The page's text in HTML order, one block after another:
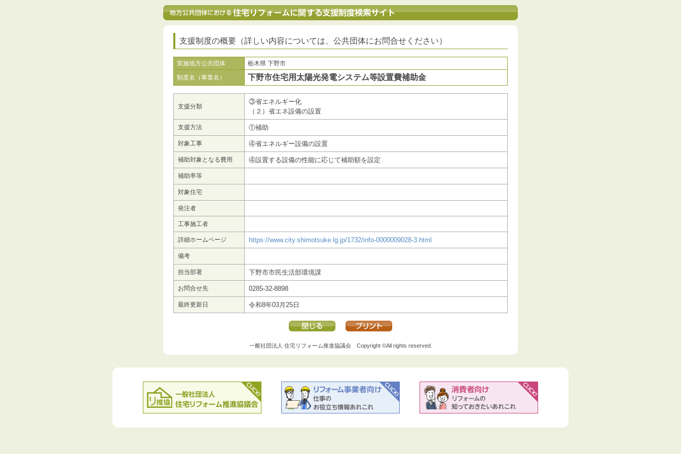
支援制度の概要（詳しい内容については、公共団体にお問合せください）
実施地方公共団体
栃木県 下野市
制度名（事業名）
下野市住宅用太陽光発電システム等設置費補助金
支援分類
③省エネルギー化
（２）省エネ設備の設置
支援方法 ①補助
対象工事 ④省エネルギー設備の設置
補助対象となる費用 ④設置する設備の性能に応じて補助額を設定
補助率等
対象住宅
発注者
工事施工者
詳細ホームページ https://www.city.shimotsuke.lg.jp/1732/info-0000009028-3.html
備考
担当部署 下野市市民生活部環境課
お問合せ先 0285-32-8898
最終更新日 令和8年03月25日
一般社団法人 住宅リフォーム推進協議会Copyright ©All rights reserved.